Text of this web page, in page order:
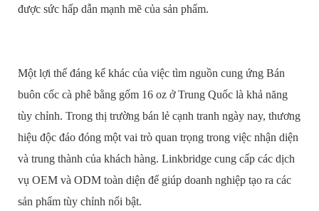
được sức hấp dẫn mạnh mẽ của sản phẩm.
Một lợi thế đáng kể khác của việc tìm nguồn cung ứng Bán
buôn cốc cà phê bằng gốm 16 oz ở Trung Quốc là khả năng
tùy chỉnh. Trong thị trường bán lẻ cạnh tranh ngày nay, thương
hiệu độc đáo đóng một vai trò quan trọng trong việc nhận diện
và trung thành của khách hàng. Linkbridge cung cấp các dịch
vụ OEM và ODM toàn diện để giúp doanh nghiệp tạo ra các
sản phẩm tùy chỉnh nổi bật.